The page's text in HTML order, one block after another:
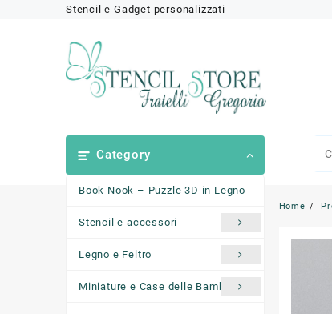
Stencil e Gadget personalizzati
Category
Book Nook – Puzzle 3D in Legno
Stencil e accessori
Legno e Feltro
Miniature e Case delle Bambole
Home